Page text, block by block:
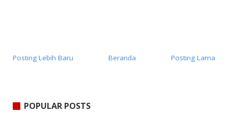
Posting Lebih Baru Posting Lama
Beranda
POPULAR POSTS